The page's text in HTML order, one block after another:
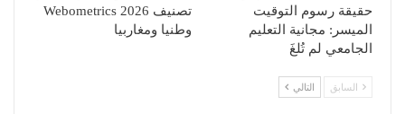
حقيقة رسوم التوقيت
الميسر: مجانية التعليم
الجامعي لم تُلغَ
تصنيف Webometrics 2026
وطنيا ومغاربيا
السابق التالي